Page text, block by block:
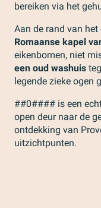
bereiken via het
Aan de rand van
Romaanse kapel
eikenbomen, niet
een oud washuis
legende zieke ogen
##0#### is een
open deur naar de
ontdekking van
uitzichtpunten.